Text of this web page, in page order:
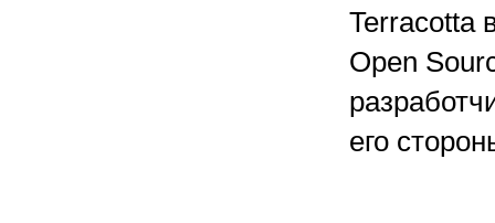
Terracotta
Open
его